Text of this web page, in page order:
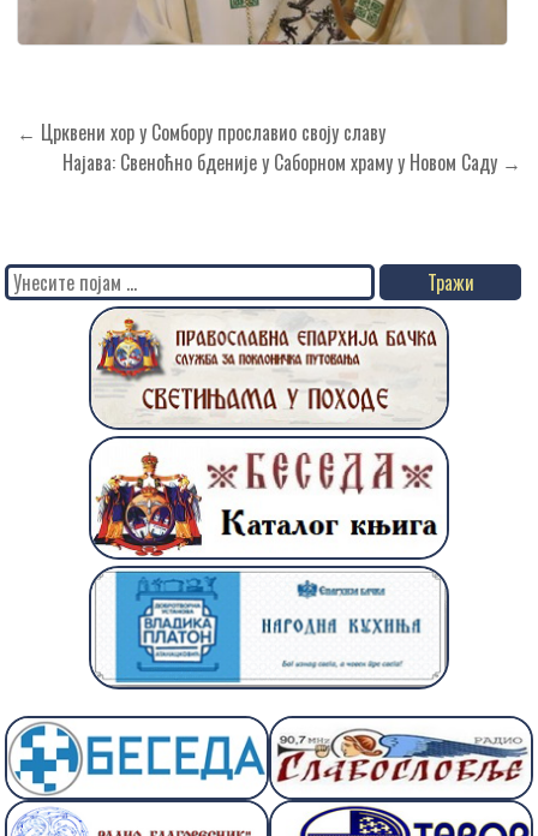
Кретање
чланка
← Црквени хор у Сомбору прославио своју славу
Најава: Свеноћно бденије у Саборном храму у Новом Саду →
Search
for: